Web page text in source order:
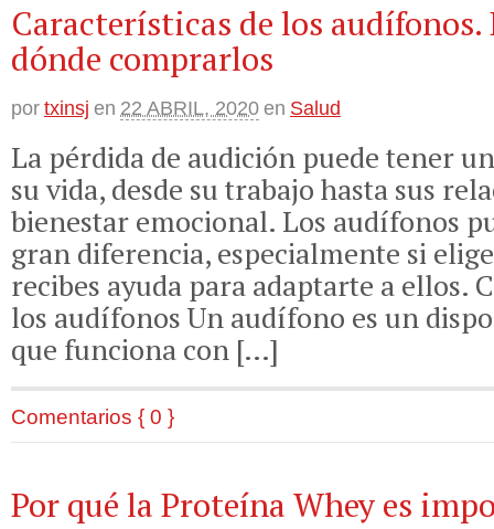
Características de los audífonos.
dónde comprarlos
por txinsj en 22 ABRIL, 2020 en Salud
La pérdida de audición puede tener
su vida, desde su trabajo hasta sus
bienestar emocional. Los audífonos
gran diferencia, especialmente si
recibes ayuda para adaptarte a ellos.
los audífonos Un audífono es un
que funciona con […]
Comentarios { 0 }
Por qué la Proteína Whey es